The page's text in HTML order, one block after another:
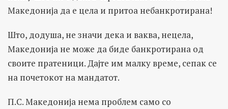
Македонија да е цела и притоа небанкротирана!
Што, додуша, не значи дека и ваква, нецела,
Македонија не може да биде банкротирана од
своите пратеници. Дајте им малку време, сепак се
на почетокот на мандатот.
П.С. Македонија нема проблем само со